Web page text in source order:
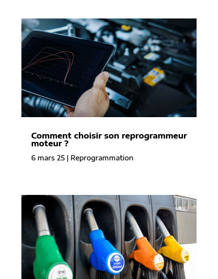
Comment choisir son reprogrammeur
moteur ?
6 mars 25| Reprogrammation